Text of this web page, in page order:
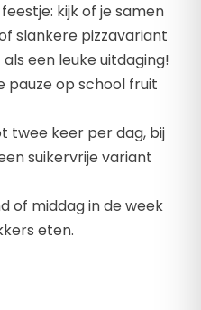
kijk of je samen
slankere pizzavariant
een leuke uitdaging!
pauze op school fruit
twee keer per dag, bij
suikervrije variant
of middag in de week
eten.